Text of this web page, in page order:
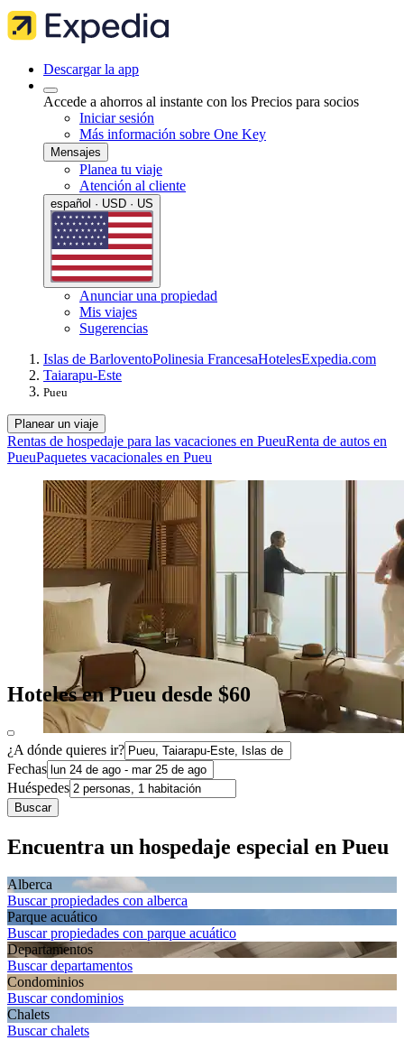
Descargar la app
Accede a ahorros al instante con los Precios para socios
Iniciar sesión
Más información sobre One Key
Mensajes
Planea tu viaje
Atención al cliente
español · USD · US
Anunciar una propiedad
Mis viajes
Sugerencias
Islas de BarloventoPolinesia FrancesaHotelesExpedia.com
Taiarapu-Este
Pueu
Planear un viaje
Rentas de hospedaje para las vacaciones en PueuRenta de autos en
PueuPaquetes vacacionales en Pueu
Hoteles en Pueu desde $60
¿A dónde quieres ir?
Fechas
Huéspedes
Buscar
Encuentra un hospedaje especial en Pueu
Alberca
Buscar propiedades con alberca
Parque acuático
Buscar propiedades con parque acuático
Departa­mentos
Buscar departamentos
Condominios
Buscar condominios
Chalets
Buscar chalets